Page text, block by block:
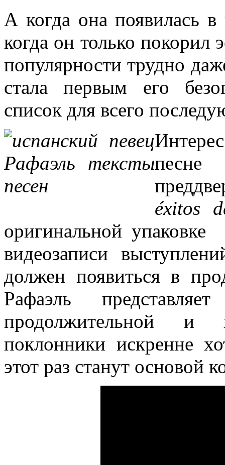
А когда она появилась
когда он только покорил
популярности трудно
стала первым его
список для всего
песне
éxitos
оригинальной
видеозаписи
должен появиться в
Рафаэль
продолжительной и
поклонники искренне
этот раз станут основой